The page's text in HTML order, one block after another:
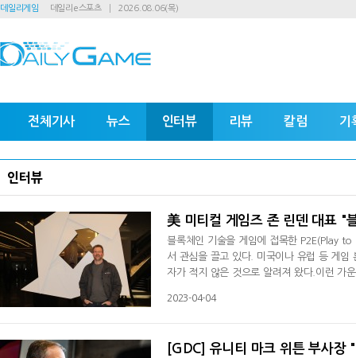
데일리게임 데일리e스포츠 2026.08.06(목)
전체기사 뉴스 인터뷰 리뷰 칼럼 기
인터뷰
美 미티컬 게임즈 존 린덴 대표 "
블록체인 기술을 게임에 접목한 P2E(Play
서 관심을 끌고 있다. 미국이나 유럽 등 게임
자가 적지 않은 것으로 알려져 왔다.이런 가
NFL 정식 라이선스 선수카드를 NFT화한 스
2023-04-04
[GDC] 유니티 마크 위튼 부사장